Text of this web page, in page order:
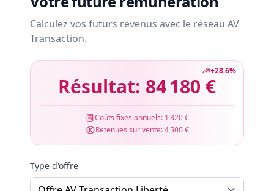
Calculez vos futurs revenus avec le réseau AV
Transaction.
+28.6%
Résultat: 84 180 €
Coûts fixes annuels: 1 320 €
Retenues sur vente:4 500 €
Type d'offre